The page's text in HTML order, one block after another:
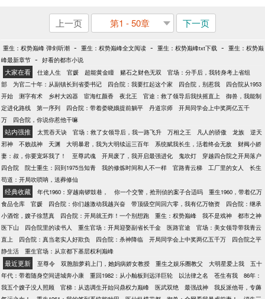
上一页 第1 - 50章 下一页
重生：权势巅峰 弹剑听潮 - 重生：权势巅峰全文阅读 - 重生：权势巅峰txt下载 - 重生：权势巅
峰最新章节 - 好看的都市小说
大家在看 仕途人生 官媛 超能黄金瞳 赌石之财色无双
官场：分手后，我转身考上省组
部
为官二十年：从副镇长到省委书记 四合院：我要扛起这个家 四合院，别惹我
四合院从1953
开始
测字有术 乡村大凶器 宦海红颜香 夜北王 官途：救了领导后我扶摇直上
御兽，我能制
定进化路线
第一序列 四合院：带着娄晓娥提前躺平 丹道宗师
开局同学会上中奖两亿五千
万
四合院，你说你惹他干嘛
站内强推 太荒吞天诀 官场：救了女领导后，我一路飞升 万相之王 凡人的骄傲 龙族
逆天
邪神
不败战神 天渊 大明暴君，我为大明续运三百年 系统赋我长生，活着终会无敌
财阀小娇
妻：叔，你要宠坏我了！
至尊武魂 开局废了，我开启最强进化 鬼吹灯
穿越四合院之开局落户
四合院
院士重生：回到1975当知青 我的修炼时间和人不一样 官路青云梯 工厂里的女人
长生
苟道：开局吹唢呐，送葬修仙
经典收藏 年代1960：穿越南锣鼓巷， 你一个交警，抢刑侦的案子合适吗
重生1960，带着亿万
食品仓库
官媛 四合院：你们越激动我越兴奋 带顶级空间回六零，我有亿万物资
四合院：继承
小酒馆，嫂子徐慧真
四合院：开局就王炸！一个别想跑 重生：权势巅峰 我不是戏神
都市之神
医下山
四合院里的读书人 重生官场：开局迎娶副省长千金 医路官途
官场：美女领导带我青云
直上
四合院：真当老实人好欺负 四合院：杀神降临 开局同学会上中奖两亿五千万
四合院之平
静生活
重生官场：从京都下基层权利巅峰
最近更新 至尊令 双胞胎萝莉上门，她妈病娇女教授 重生之娱乐圈教父 大明星爱上我
五十
年代：带着随身空间进城奔小康
重回1982：从小舢板到远洋巨轮 以法律之名 苍生有我
86年：
我五个嫂子没人照顾
官梯：从选调生开始问鼎权力巅峰 医武双绝 最强战神
我反派他哥，专薅